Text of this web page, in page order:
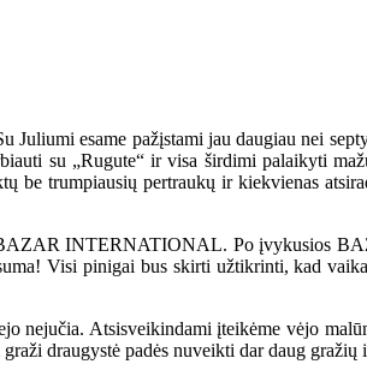
Juliumi esame pažįstami jau daugiau nei
su „Rugute“ ir visa širdimi palaikyti
be trumpiausių pertraukų ir kiekvienas
BAZAR INTERNATIONAL. Po įvykusios
Visi pinigai bus skirti užtikrinti, kad
nejučia. Atsisveikindami įteikėme vėjo
draugystė padės nuveikti dar daug gražių